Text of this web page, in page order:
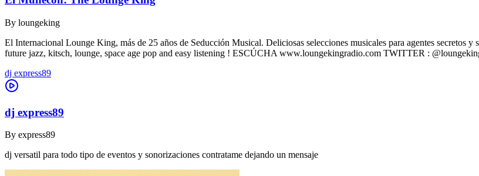
By loungeking
El Internacional Lounge King, más de 25 años de Seducción Musical. Deliciosas selecciones musicales para agentes secretos
future jazz, kitsch, lounge, space age pop and easy listening ! ESCÚCHA www.loungekingradio.com TWITTER :
dj express89
dj express89
By express89
dj versatil para todo tipo de eventos y sonorizaciones contratame dejando un mensaje